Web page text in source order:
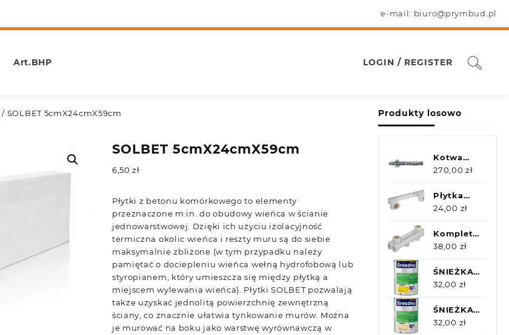
e-mail: biuro@prymbud.pl
Art.BHP LOGIN / REGISTER
/ SOLBET 5cmX24cmX59cm
SOLBET 5cmX24cmX59cm
6,50zł
Płytki z betonu komórkowego to elementy
przeznaczone m.in. do obudowy wieńca w ścianie
jednowarstwowej. Dzięki ich użyciu izolacyjność
termiczna okolic wieńca i reszty muru są do siebie
maksymalnie zbliżone (w tym przypadku należy
pamiętać o dociepleniu wieńca wełną hydrofobową lub
styropianem, który umieszcza się między płytką a
miejscem wylewania wieńca). Płytki SOLBET pozwalają
także uzyskać jednolitą powierzchnię zewnętrzną
ściany, co znacznie ułatwia tynkowanie murów. Można
je murować na boku jako warstwę wyrównawczą w
Produkty losowo
Kotwa
pierścieniowa
Oc 100szt
270,00zł
Płytka
montażowa
kolankami
GW 20x1/2
24,00 zł
Komplet
naścienny
20x1/2
38,00 zł
ŚNIEŻKA
Supermal
Połysk
0,8l
32,00 zł
ŚNIEŻKA
Supermal
32,00 zł